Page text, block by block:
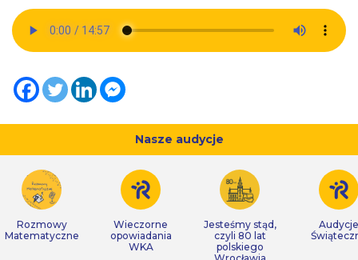
Nasze audycje
Rozmowy
Matematyczne
Wieczorne
opowiadania
WKA
Jesteśmy stąd,
czyli 80 lat
polskiego
Audycje